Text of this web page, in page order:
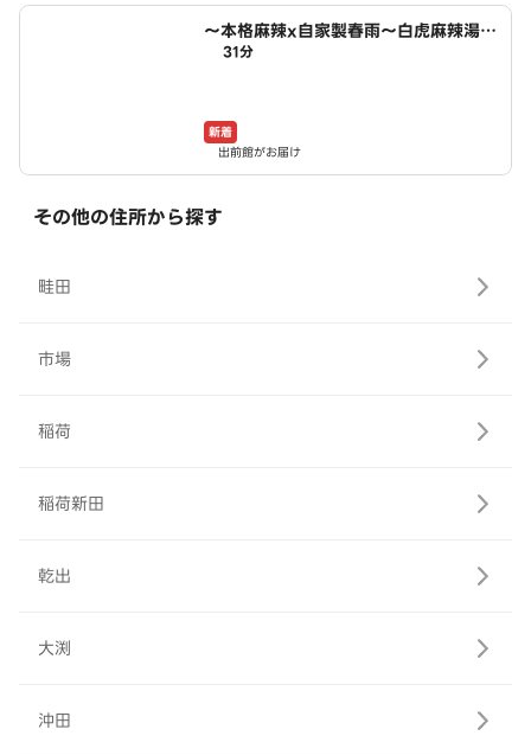
～本格麻辣x自家製春雨～白虎麻辣湯
あま市店
31分
新着
出前館がお届け
その他の住所から探す
畦田
市場
稲荷
稲荷新田
乾出
大渕
沖田